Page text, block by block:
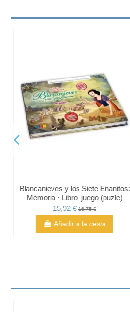
Blancanieves y los Siete Enanitos:
Memoria · Libro–juego (puzle)
15,92 €16,75 €
Añadir a la cesta